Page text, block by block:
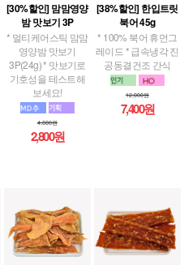
[30%할인] 맘맘영양
밤 맛보기 3P
* 멀티케어스틱 맘맘
영양밤 맛보기
3P(24g) * 맛보기로
기호성을 테스트해
보세요!
4,000원
2,800원
[38%할인] 한입트릿
북어 45g
* 100% 북어 휴먼그
레이드 * 급속냉각 진
공동결건조 간식
12,000원
7,400원